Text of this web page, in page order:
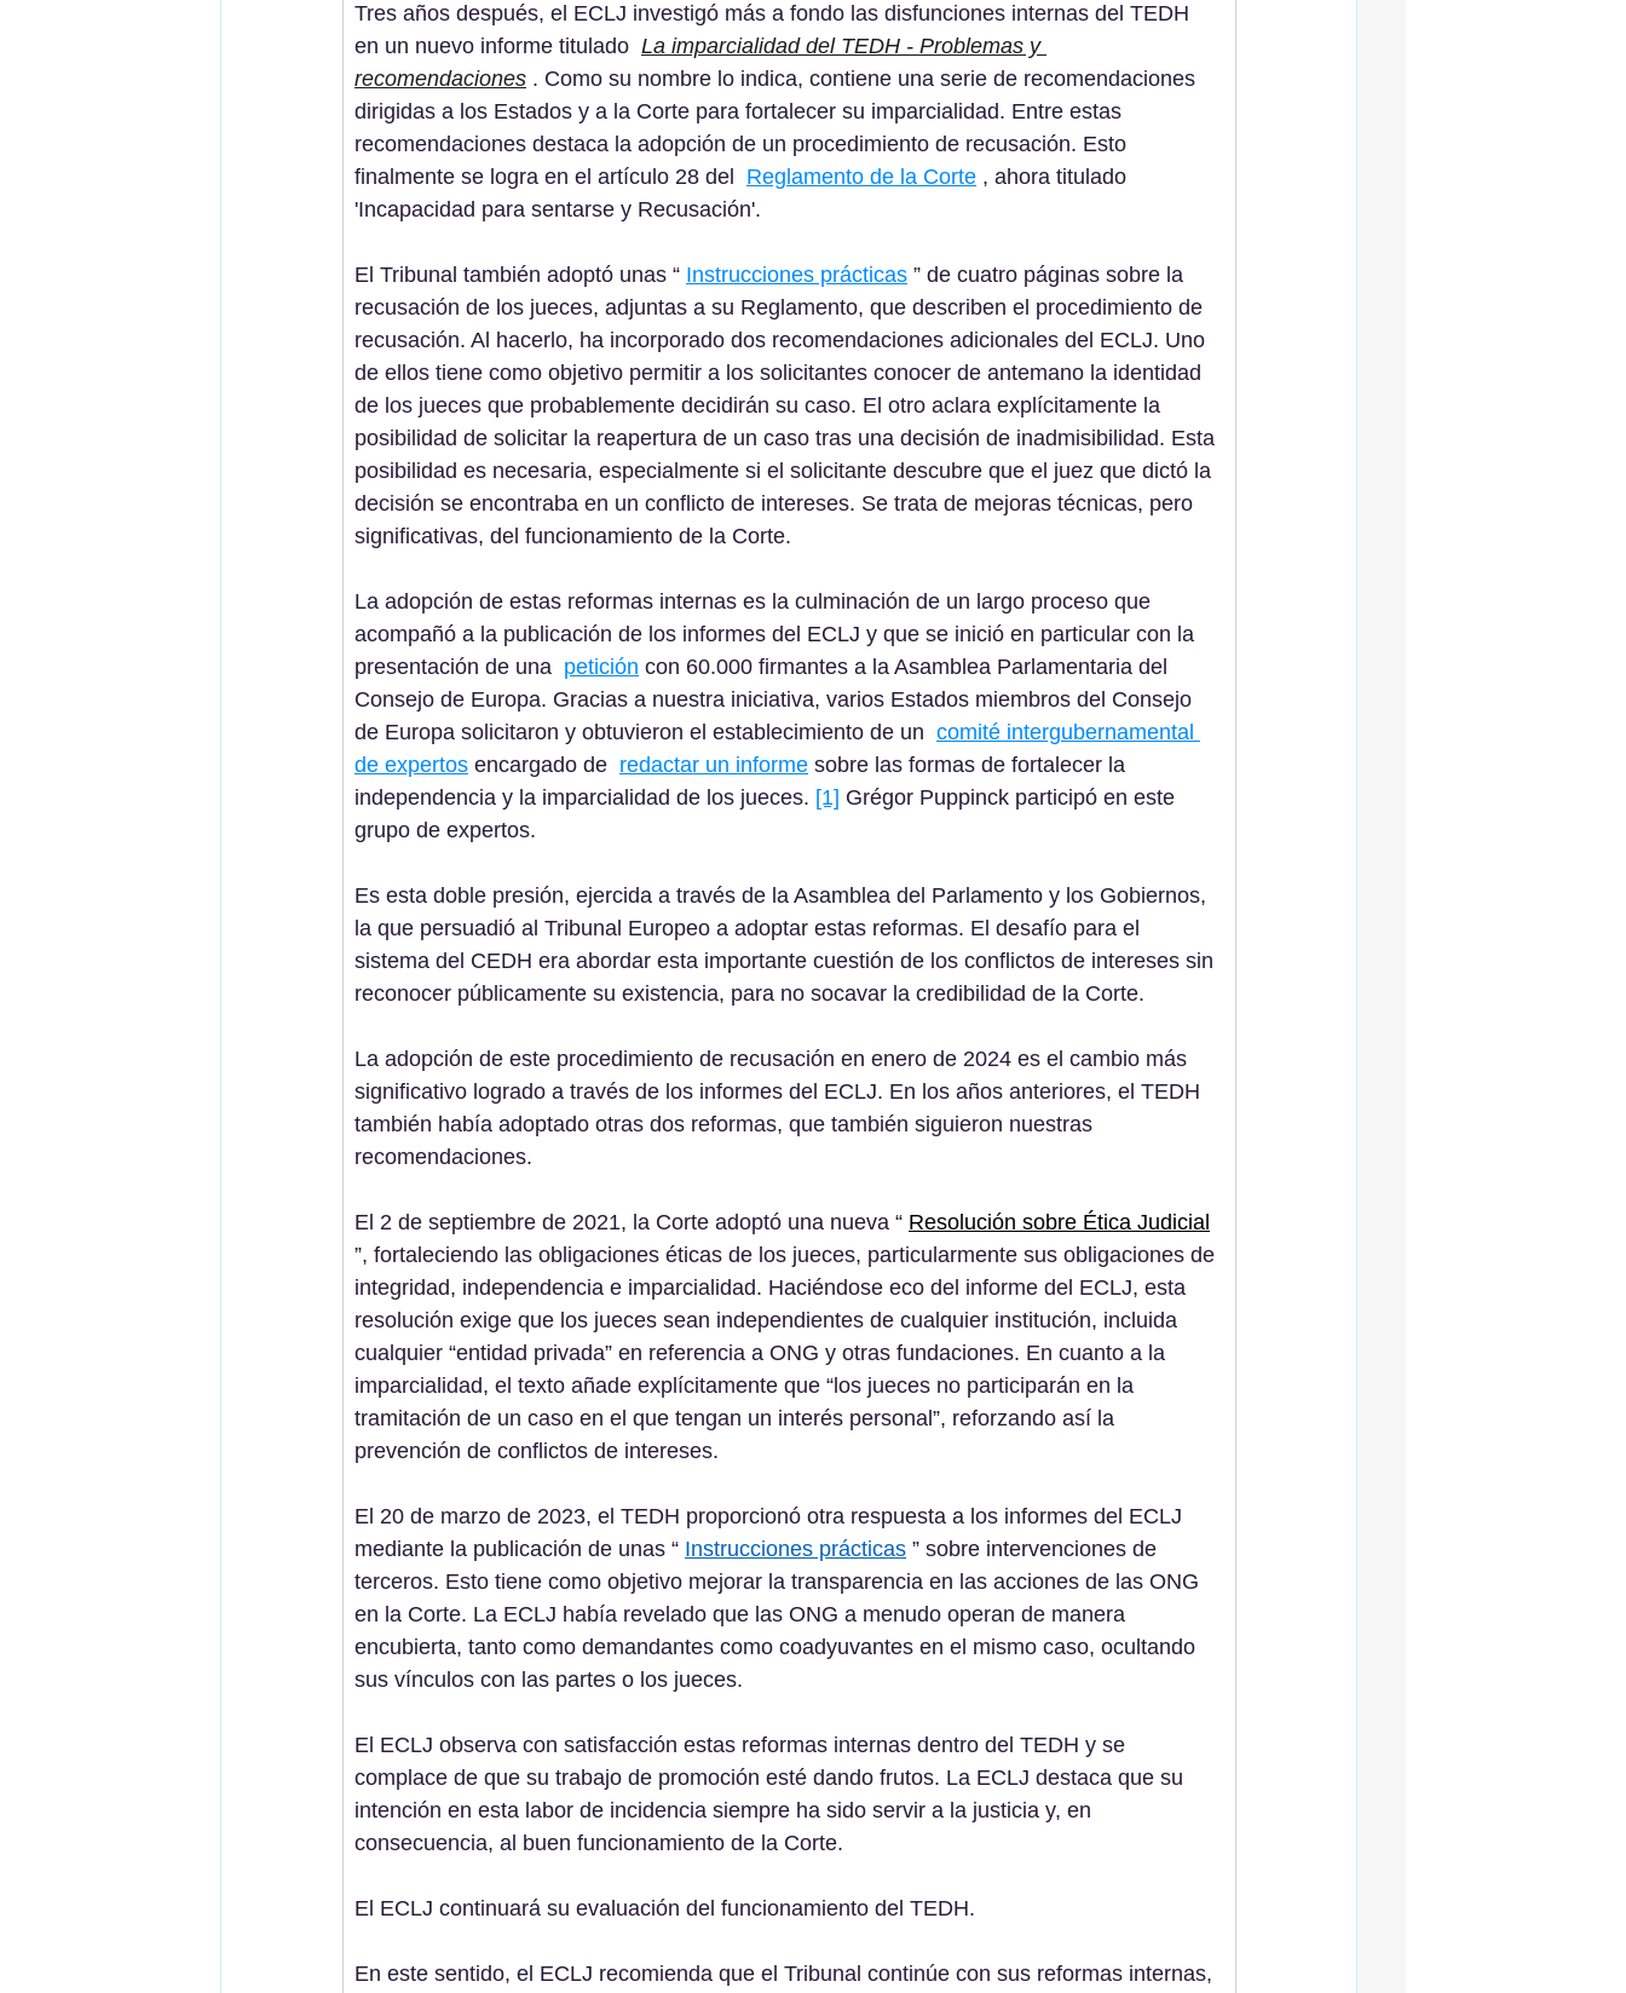
Tres años después, el ECLJ investigó más a fondo las disfunciones internas del TEDH
en un nuevo informe titulado La imparcialidad del TEDH - Problemas y
recomendaciones . Como su nombre lo indica, contiene una serie de recomendaciones
dirigidas a los Estados y a la Corte para fortalecer su imparcialidad. Entre estas
recomendaciones destaca la adopción de un procedimiento de recusación. Esto
finalmente se logra en el artículo 28 del Reglamento de la Corte , ahora titulado
'Incapacidad para sentarse y Recusación'.
El Tribunal también adoptó unas “ Instrucciones prácticas ” de cuatro páginas sobre la
recusación de los jueces, adjuntas a su Reglamento, que describen el procedimiento de
recusación. Al hacerlo, ha incorporado dos recomendaciones adicionales del ECLJ. Uno
de ellos tiene como objetivo permitir a los solicitantes conocer de antemano la identidad
de los jueces que probablemente decidirán su caso. El otro aclara explícitamente la
posibilidad de solicitar la reapertura de un caso tras una decisión de inadmisibilidad. Esta
posibilidad es necesaria, especialmente si el solicitante descubre que el juez que dictó la
decisión se encontraba en un conflicto de intereses. Se trata de mejoras técnicas, pero
significativas, del funcionamiento de la Corte.
La adopción de estas reformas internas es la culminación de un largo proceso que
acompañó a la publicación de los informes del ECLJ y que se inició en particular con la
presentación de una petición con 60.000 firmantes a la Asamblea Parlamentaria del
Consejo de Europa. Gracias a nuestra iniciativa, varios Estados miembros del Consejo
de Europa solicitaron y obtuvieron el establecimiento de un comité intergubernamental
de expertos encargado de redactar un informe sobre las formas de fortalecer la
independencia y la imparcialidad de los jueces. [1] Grégor Puppinck participó en este
grupo de expertos.
Es esta doble presión, ejercida a través de la Asamblea del Parlamento y los Gobiernos,
la que persuadió al Tribunal Europeo a adoptar estas reformas. El desafío para el
sistema del CEDH era abordar esta importante cuestión de los conflictos de intereses sin
reconocer públicamente su existencia, para no socavar la credibilidad de la Corte.
La adopción de este procedimiento de recusación en enero de 2024 es el cambio más
significativo logrado a través de los informes del ECLJ. En los años anteriores, el TEDH
también había adoptado otras dos reformas, que también siguieron nuestras
recomendaciones.
El 2 de septiembre de 2021, la Corte adoptó una nueva “ Resolución sobre Ética Judicial
”, fortaleciendo las obligaciones éticas de los jueces, particularmente sus obligaciones de
integridad, independencia e imparcialidad. Haciéndose eco del informe del ECLJ, esta
resolución exige que los jueces sean independientes de cualquier institución, incluida
cualquier “entidad privada” en referencia a ONG y otras fundaciones. En cuanto a la
imparcialidad, el texto añade explícitamente que “los jueces no participarán en la
tramitación de un caso en el que tengan un interés personal”, reforzando así la
prevención de conflictos de intereses.
El 20 de marzo de 2023, el TEDH proporcionó otra respuesta a los informes del ECLJ
mediante la publicación de unas “ Instrucciones prácticas ” sobre intervenciones de
terceros. Esto tiene como objetivo mejorar la transparencia en las acciones de las ONG
en la Corte. La ECLJ había revelado que las ONG a menudo operan de manera
encubierta, tanto como demandantes como coadyuvantes en el mismo caso, ocultando
sus vínculos con las partes o los jueces.
El ECLJ observa con satisfacción estas reformas internas dentro del TEDH y se
complace de que su trabajo de promoción esté dando frutos. La ECLJ destaca que su
intención en esta labor de incidencia siempre ha sido servir a la justicia y, en
consecuencia, al buen funcionamiento de la Corte.
El ECLJ continuará su evaluación del funcionamiento del TEDH.
En este sentido, el ECLJ recomienda que el Tribunal continúe con sus reformas internas,